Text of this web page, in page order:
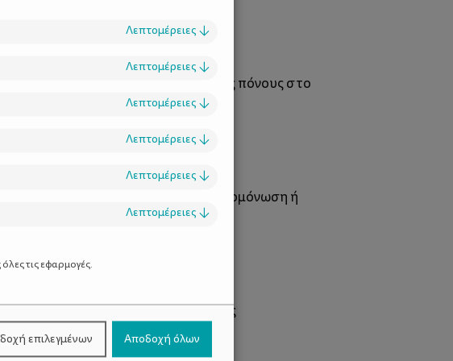
πονοκεφάλους και τους πόνους στο
οδηγώντας τα σε κοινωνική απομόνωση ή
να οδηγήσει σε δυσκολίες
Λεπτομέρειες ↓
Λεπτομέρειες ↓
Λεπτομέρειες ↓
Λεπτομέρειες ↓
Λεπτομέρειες ↓
Λεπτομέρειες ↓
τις εφαρμογές.
επιλεγμένων Αποδοχή όλων